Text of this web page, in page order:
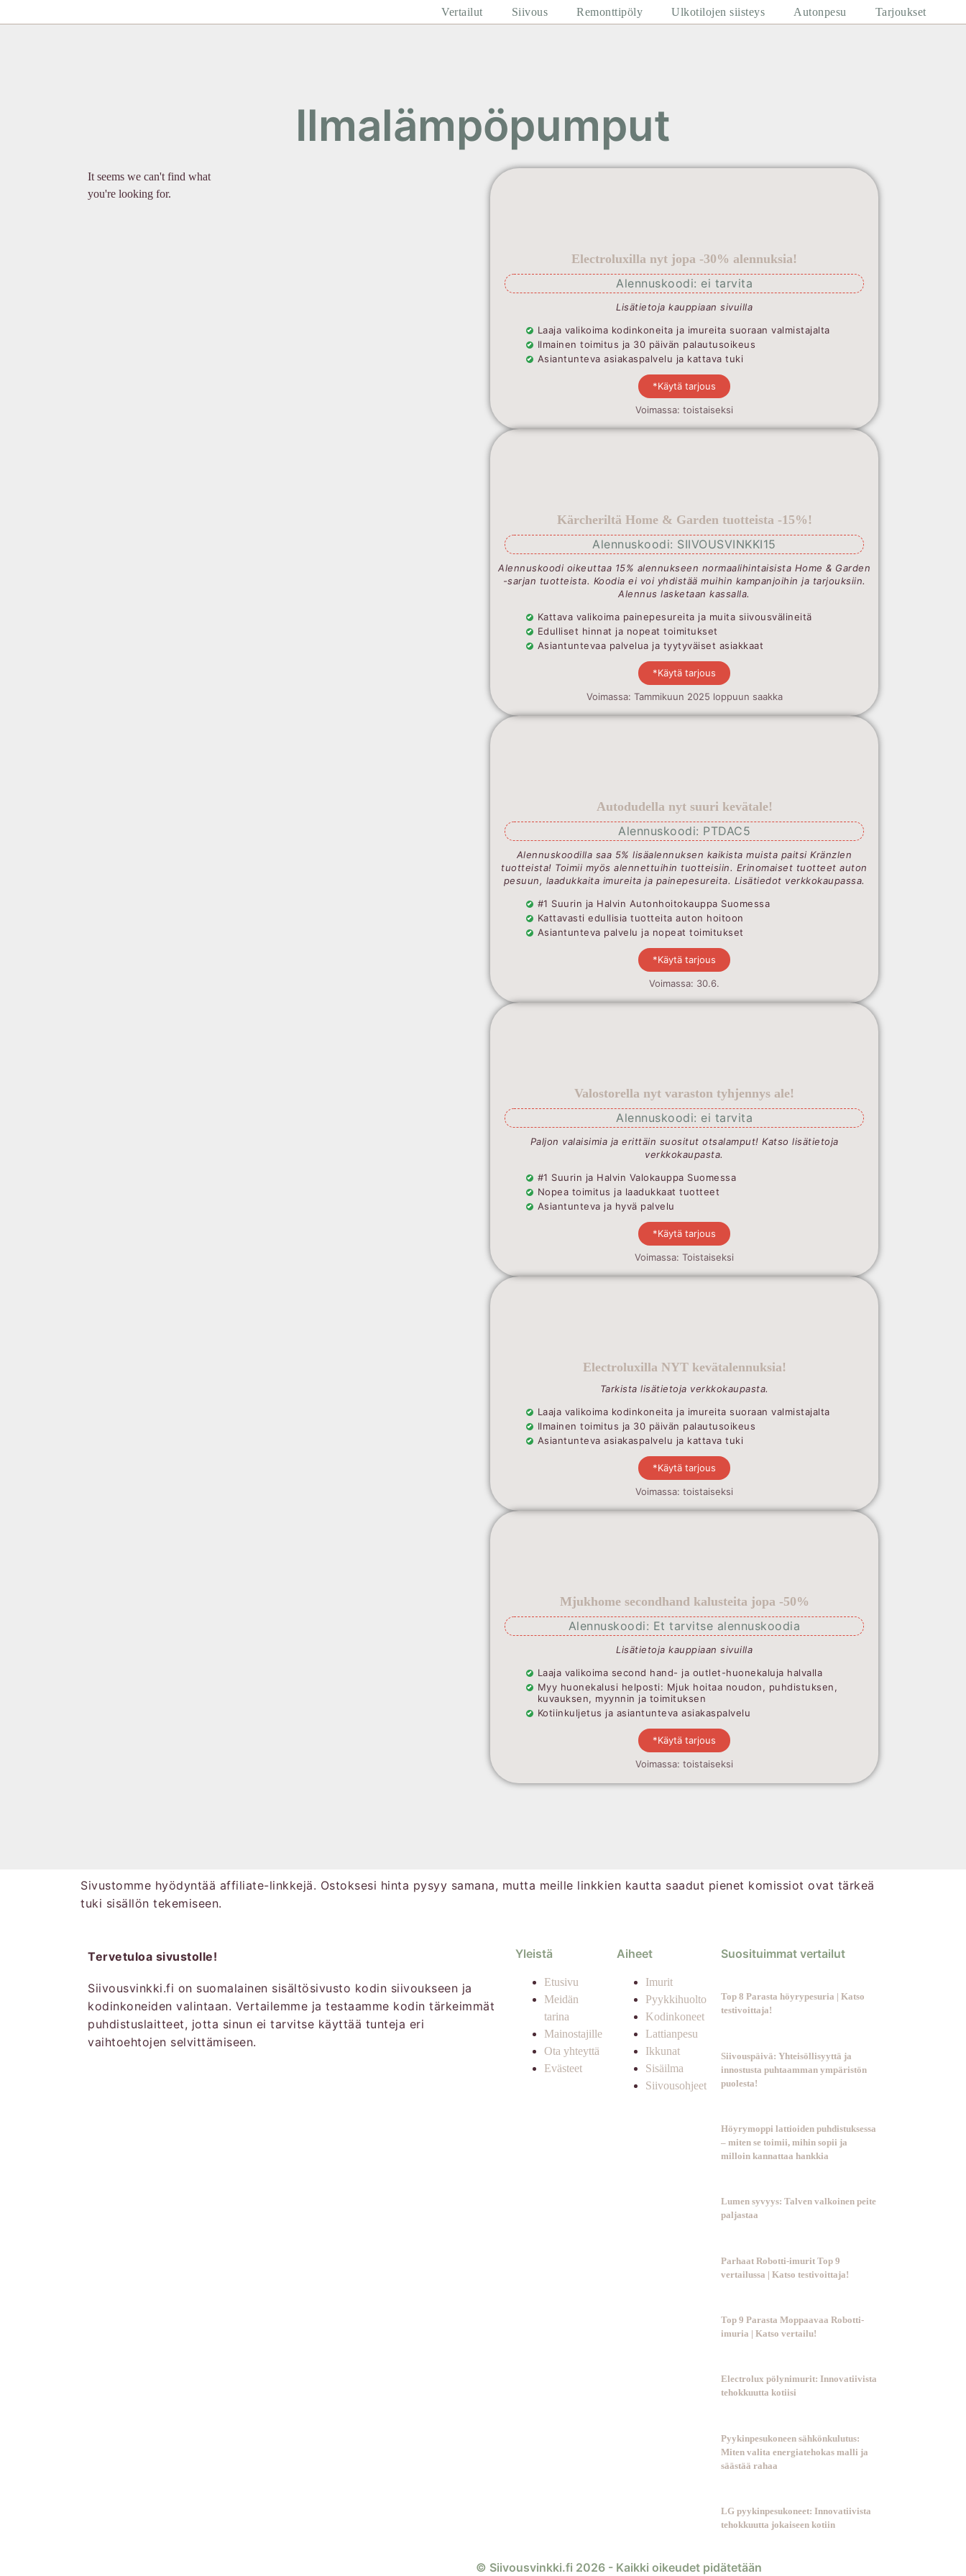
Vertailut Siivous Remonttipöly Ulkotilojen siisteys Autonpesu Tarjoukset
Ilmalämpöpumput
It seems we can't find what
you're looking for.
Electroluxilla nyt jopa -30% alennuksia!
Alennuskoodi: ei tarvita
Lisätietoja kauppiaan sivuilla
Laaja valikoima kodinkoneita ja imureita suoraan valmistajalta
Ilmainen toimitus ja 30 päivän palautusoikeus
Asiantunteva asiakaspalvelu ja kattava tuki
*Käytä tarjous
Voimassa: toistaiseksi
Kärcheriltä Home & Garden tuotteista -15%!
Alennuskoodi: SIIVOUSVINKKI15
Alennuskoodi oikeuttaa 15% alennukseen normaalihintaisista Home & Garden
-sarjan tuotteista. Koodia ei voi yhdistää muihin kampanjoihin ja tarjouksiin.
Alennus lasketaan kassalla.
Kattava valikoima painepesureita ja muita siivousvälineitä
Edulliset hinnat ja nopeat toimitukset
Asiantuntevaa palvelua ja tyytyväiset asiakkaat
*Käytä tarjous
Voimassa: Tammikuun 2025 loppuun saakka
Autodudella nyt suuri kevätale!
Alennuskoodi: PTDAC5
Alennuskoodilla saa 5% lisäalennuksen kaikista muista paitsi Kränzlen
tuotteista! Toimii myös alennettuihin tuotteisiin. Erinomaiset tuotteet auton
pesuun, laadukkaita imureita ja painepesureita. Lisätiedot verkkokaupassa.
#1 Suurin ja Halvin Autonhoitokauppa Suomessa
Kattavasti edullisia tuotteita auton hoitoon
Asiantunteva palvelu ja nopeat toimitukset
*Käytä tarjous
Voimassa: 30.6.
Valostorella nyt varaston tyhjennys ale!
Alennuskoodi: ei tarvita
Paljon valaisimia ja erittäin suositut otsalamput! Katso lisätietoja
verkkokaupasta.
#1 Suurin ja Halvin Valokauppa Suomessa
Nopea toimitus ja laadukkaat tuotteet
Asiantunteva ja hyvä palvelu
*Käytä tarjous
Voimassa: Toistaiseksi
Electroluxilla NYT kevätalennuksia!
Tarkista lisätietoja verkkokaupasta.
Laaja valikoima kodinkoneita ja imureita suoraan valmistajalta
Ilmainen toimitus ja 30 päivän palautusoikeus
Asiantunteva asiakaspalvelu ja kattava tuki
*Käytä tarjous
Voimassa: toistaiseksi
Mjukhome secondhand kalusteita jopa -50%
Alennuskoodi: Et tarvitse alennuskoodia
Lisätietoja kauppiaan sivuilla
Laaja valikoima second hand- ja outlet-huonekaluja halvalla
Myy huonekalusi helposti: Mjuk hoitaa noudon, puhdistuksen,
kuvauksen, myynnin ja toimituksen
Kotiinkuljetus ja asiantunteva asiakaspalvelu
*Käytä tarjous
Voimassa: toistaiseksi
Sivustomme hyödyntää affiliate-linkkejä. Ostoksesi hinta pysyy samana, mutta meille linkkien kautta saadut pienet komissiot ovat tärkeä
tuki sisällön tekemiseen.
Tervetuloa sivustolle!
Siivousvinkki.fi on suomalainen sisältösivusto kodin siivoukseen ja
kodinkoneiden valintaan. Vertailemme ja testaamme kodin tärkeimmät
puhdistuslaitteet, jotta sinun ei tarvitse käyttää tunteja eri
vaihtoehtojen selvittämiseen.
Yleistä
Etusivu
Meidän
tarina
Mainostajille
Ota yhteyttä
Evästeet
Aiheet
Imurit
Pyykkihuolto
Kodinkoneet
Lattianpesu
Ikkunat
Sisäilma
Siivousohjeet
Suosituimmat vertailut
Top 8 Parasta höyrypesuria | Katso
testivoittaja!
Siivouspäivä: Yhteisöllisyyttä ja
innostusta puhtaamman ympäristön
puolesta!
Höyrymoppi lattioiden puhdistuksessa
– miten se toimii, mihin sopii ja
milloin kannattaa hankkia
Lumen syvyys: Talven valkoinen peite
paljastaa
Parhaat Robotti-imurit Top 9
vertailussa | Katso testivoittaja!
Top 9 Parasta Moppaavaa Robotti-
imuria | Katso vertailu!
Electrolux pölynimurit: Innovatiivista
tehokkuutta kotiisi
Pyykinpesukoneen sähkönkulutus:
Miten valita energiatehokas malli ja
säästää rahaa
LG pyykinpesukoneet: Innovatiivista
tehokkuutta jokaiseen kotiin
© Siivousvinkki.fi 2026 - Kaikki oikeudet pidätetään